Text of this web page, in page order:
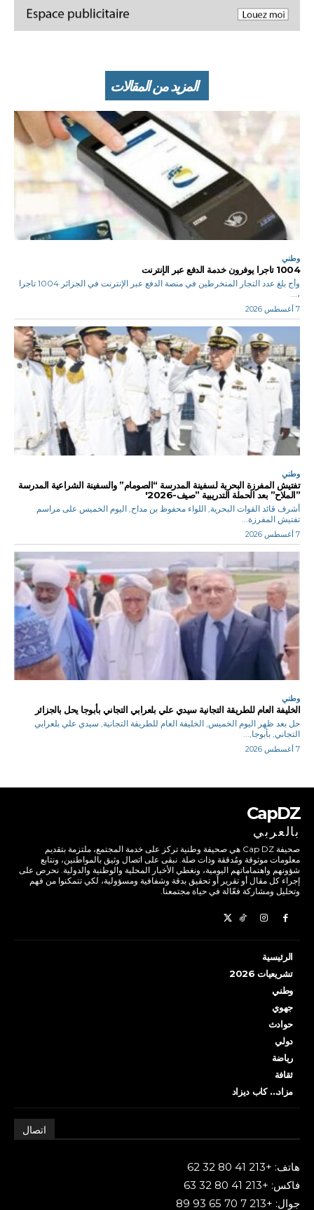
المزيد من المقالات
وطني
1004 تاجرا يوفرون خدمة الدفع عبر الإنترنت
وأج بلغ عدد التجار المنخرطين في منصة الدفع عبر الإنترنت في الجزائر 1004 تاجرا
،...
7 أغسطس 2026
وطني
تفتيش المفرزة البحرية لسفينة المدرسة “الصومام” والسفينة الشراعية المدرسة
”الملاح” بعد الحملة التدريبية ”صيف-2026′
أشرف قائد القوات البحرية, اللواء محفوظ بن مداح, اليوم الخميس على مراسم
تفتيش المفرزة...
7 أغسطس 2026
وطني
الخليفة العام للطريقة التجانية سيدي علي بلعرابي التجاني بأبوجا يحل بالجزائر
حل بعد ظهر اليوم الخميس, الخليفة العام للطريقة التجانية, سيدي علي بلعرابي
التجاني, بأبوجا,...
7 أغسطس 2026
CapDZ
بالعربي
صحيفة Cap DZ هي صحيفة وطنية تركز على خدمة المجتمع، ملتزمة بتقديم
معلومات موثوقة ومُدققة وذات صلة. نبقى على اتصال وثيق بالمواطنين، ونتابع
شؤونهم واهتماماتهم اليومية، ونغطي الأخبار المحلية والوطنية والدولية. نحرص على
إجراء كل مقال أو تقرير أو تحقيق بدقة وشفافية ومسؤولية، لكي تتمكنوا من فهم
وتحليل ومشاركة فعّالة في حياة مجتمعنا.
الرئيسية
تشريعيات 2026
وطني
جهوي
حوادث
دولي
رياضة
ثقافة
مزاد… كاب ديزاد
اتصال
هاتف: +213 41 80 32 62
فاكس: +213 41 80 32 63
جوال: +213 7 70 65 93 89